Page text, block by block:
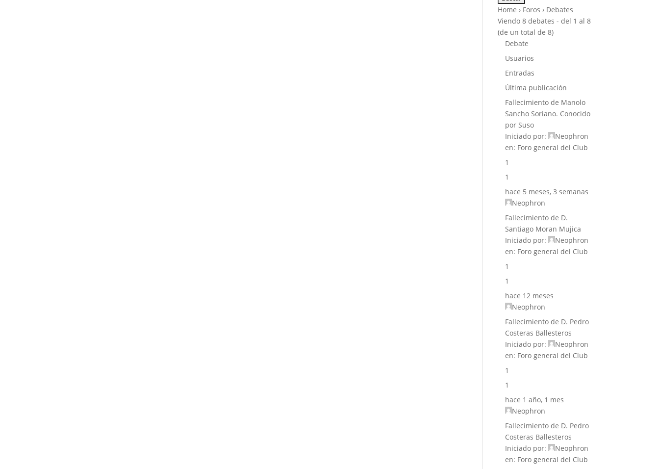
Home › Foros › Debates
Viendo 8 debates - del 1 al 8
(de un total de 8)
Debate
Usuarios
Entradas
Última publicación
Fallecimiento de Manolo
Sancho Soriano. Conocido
por Suso
Iniciado por:
Neophron
en: Foro general del Club
1
1
hace 5 meses, 3 semanas
Neophron
Fallecimiento de D.
Santiago Moran Mujica
Iniciado por:
Neophron
en: Foro general del Club
1
1
hace 12 meses
Neophron
Fallecimiento de D. Pedro
Costeras Ballesteros
Iniciado por:
Neophron
en: Foro general del Club
1
1
hace 1 año, 1 mes
Neophron
Fallecimiento de D. Pedro
Costeras Ballesteros
Iniciado por:
Neophron
en: Foro general del Club